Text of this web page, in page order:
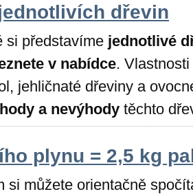
dřevin
si představíme jednotlivé
v nabídce.
jehličnaté dřeviny a
a nevýhody těchto
plynu = 2,5 kg
si můžete orientačně